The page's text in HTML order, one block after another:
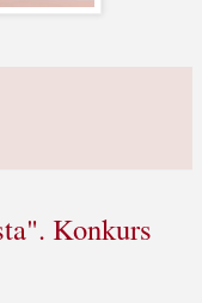
Konkurs